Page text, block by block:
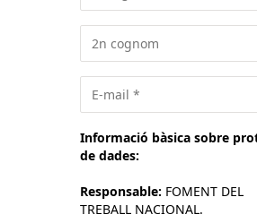
Informació bàsica sobre
de dades:
Responsable: FOMENT DEL
TREBALL NACIONAL.